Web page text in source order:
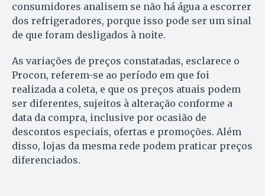
consumidores analisem se não há água a escorrer
dos refrigeradores, porque isso pode ser um sinal
de que foram desligados à noite.
As variações de preços constatadas, esclarece o
Procon, referem-se ao período em que foi
realizada a coleta, e que os preços atuais podem
ser diferentes, sujeitos à alteração conforme a
data da compra, inclusive por ocasião de
descontos especiais, ofertas e promoções. Além
disso, lojas da mesma rede podem praticar preços
diferenciados.